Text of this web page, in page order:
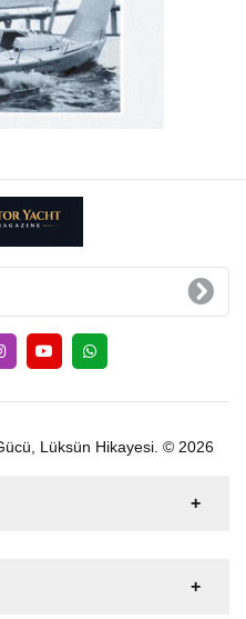
Lüksün Hikayesi. © 2026